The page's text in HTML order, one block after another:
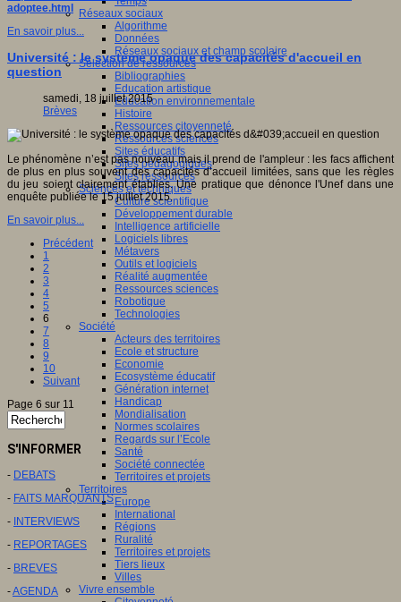
Réseaux sociaux
Algorithme
Données
Réseaux sociaux et champ scolaire
Sélection de ressources
Bibliographies
Education artistique
Education environnementale
Histoire
Ressources citoyenneté
Ressources sciences
Sites éducatifs
Sites pédagogiques
Sites ressources
Sciences et techniques
Culture scientifique
Développement durable
Intelligence artificielle
Logiciels libres
Métavers
Outils et logiciels
Réalité augmentée
Ressources sciences
Robotique
Technologies
Société
Acteurs des territoires
Ecole et structure
Economie
Ecosystème éducatif
Génération internet
Handicap
Mondialisation
Normes scolaires
Regards sur l’Ecole
Santé
Société connectée
Territoires et projets
Territoires
Europe
International
Régions
Ruralité
Territoires et projets
Tiers lieux
Villes
Vivre ensemble
adoptee.html
En savoir plus...
Université : le système opaque des capacités d'accueil en
question
samedi, 18 juillet 2015
Brèves
Le phénomène n’est pas nouveau mais il prend de l'ampleur : les facs affichent
de plus en plus souvent des capacités d’accueil limitées, sans que les règles
du jeu soient clairement établies. Une pratique que dénonce l'Unef dans une
enquête publiée le 15 juillet 2015.
En savoir plus...
Précédent
1
2
3
4
5
6
7
8
9
10
Suivant
Page 6 sur 11
S'INFORMER
- DEBATS
- FAITS MARQUANTS
- INTERVIEWS
- REPORTAGES
- BREVES
-AGENDA